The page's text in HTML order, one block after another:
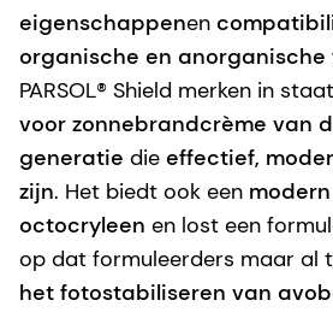
eigenschappenen
organische en anorganische
PARSOL® Shield merken in
voor zonnebrandcrème van
generatie die effectief,
zijn. Het biedt ook een
octocryleen en lost een
op dat formuleerders maar al
het fotostabiliseren van